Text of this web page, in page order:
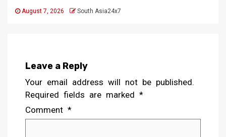
August 7, 2026 South Asia24x7
Leave a Reply
Your email address will not be published.
Required fields are marked *
Comment *